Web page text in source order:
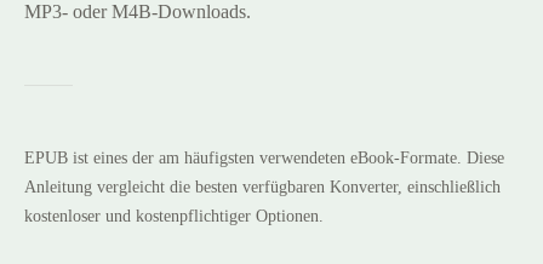
MP3- oder M4B-Downloads.
EPUB ist eines der am häufigsten verwendeten eBook-Formate. Diese
Anleitung vergleicht die besten verfügbaren Konverter, einschließlich
kostenloser und kostenpflichtiger Optionen.